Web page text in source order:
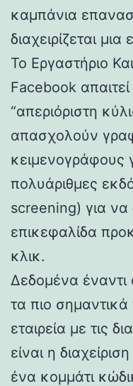
καμπάνια
διαχειρίζεται μια
Το Εργαστήριο
Facebook
“απεριόριστη
απασχολούν
κειμενογράφους
πολυάριθμες
screening) για να
επικεφαλίδα
κλικ.
Δεδομένα
τα πιο
εταιρεία με τις
είναι η
ένα κομμάτι